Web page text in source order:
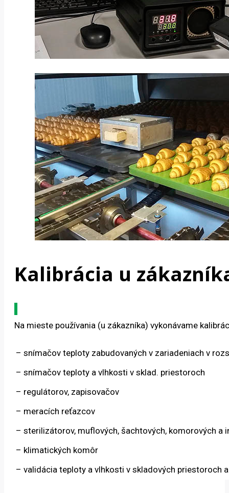
Kalibrácia u
Na mieste používania (u zákazníka) vykonávame
– snímačov teploty zabudovaných v zariadeniach v
– snímačov teploty a vlhkosti v sklad. priestoroch
– regulátorov, zapisovačov
– meracích reťazcov
– sterilizátorov, muflových, šachtových, komorových a
– klimatických komôr
– validácia teploty a vlhkosti v skladových priestoroch